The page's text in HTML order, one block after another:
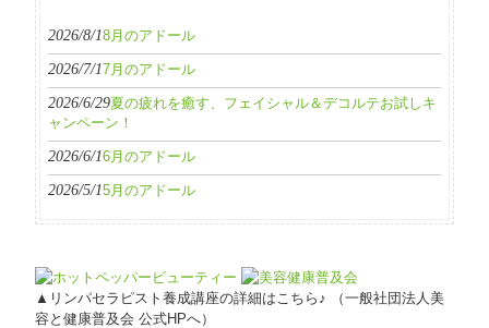
2026/8/18月のアドール
2026/7/1 7月のアドール
2026/6/29夏の疲れを癒す、フェイシャル＆デコルテお試しキ
ャンペーン！
2026/6/16月のアドール
2026/5/15月のアドール
▲リンパセラピスト養成講座の詳細はこちら♪ （一般社団法人美
容と健康普及会 公式HPへ）